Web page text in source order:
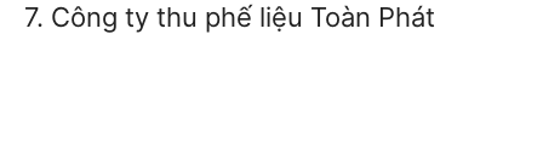
7. Công ty thu phế liệu Toàn Phát